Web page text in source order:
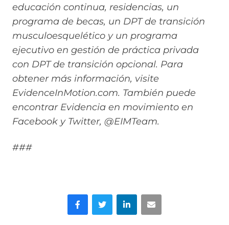
educación continua, residencias, un
programa de becas, un DPT de transición
musculoesquelético y un programa
ejecutivo en gestión de práctica privada
con DPT de transición opcional. Para
obtener más información, visite
EvidenceInMotion.com. También puede
encontrar Evidencia en movimiento en
Facebook y Twitter, @EIMTeam.
###
Facebook
Gorjeo LinkedInCorreo electrónico